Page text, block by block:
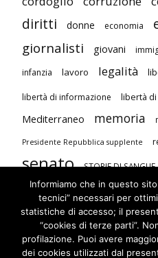
diritti donne economia
giornalisti giovani
infanzia lavoro legalità
libertà di informazione libertà
Mediterraneo memoria
Presidente Repubblica supplente
senato STORIE DI
studenti terrorismo
violenza contro le donne visite
Informiamo che in questo
tecnici” necessari per
statistiche di accesso; il
“cookies di terze parti”.
profilazione. Puoi avere
dei cookies utilizzati dal